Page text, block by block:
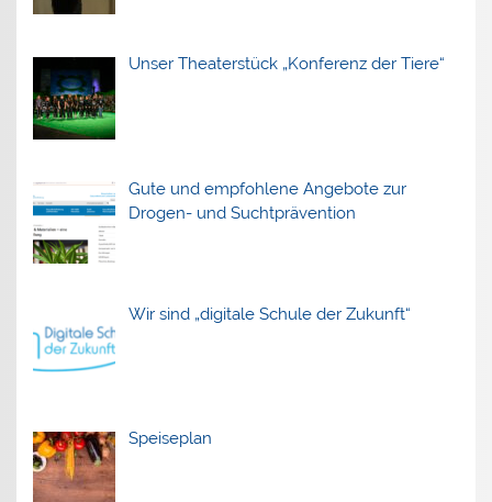
Unser Theaterstück „Konferenz der Tiere“
Gute und empfohlene Angebote zur
Drogen- und Suchtprävention
Wir sind „digitale Schule der Zukunft“
Speiseplan